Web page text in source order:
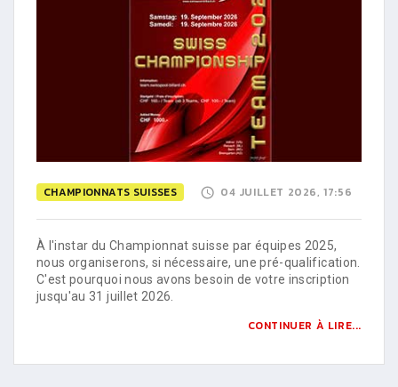
CHAMPIONNATS SUISSES 04 JUILLET 2026, 17:56
À l'instar du Championnat suisse par équipes 2025,
nous organiserons, si nécessaire, une pré-qualification.
C'est pourquoi nous avons besoin de votre inscription
jusqu'au 31 juillet 2026.
CONTINUER À LIRE...